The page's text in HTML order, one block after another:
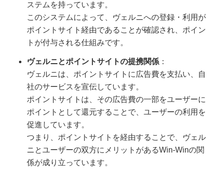
ステムを持っています。
このシステムによって、ヴェルニへの登録・利用が
ポイントサイト経由であることが確認され、ポイン
トが付与される仕組みです。
ヴェルニとポイントサイトの提携関係 ：
ヴェルニは、ポイントサイトに広告費を支払い、自
社のサービスを宣伝しています。
ポイントサイトは、その広告費の一部をユーザーに
ポイントとして還元することで、ユーザーの利用を
促進しています。
つまり、ポイントサイトを経由することで、ヴェル
ニとユーザーの双方にメリットがあるWin-Winの関
係が成り立っています。